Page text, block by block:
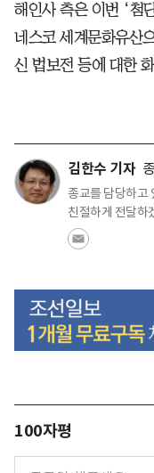
해인사 측은 이번 ‘첨
네스코 세계문화유산
신 법보전 등에 대한
김한수 기자
종교를 담당하고
친절하게 전달하
100자평